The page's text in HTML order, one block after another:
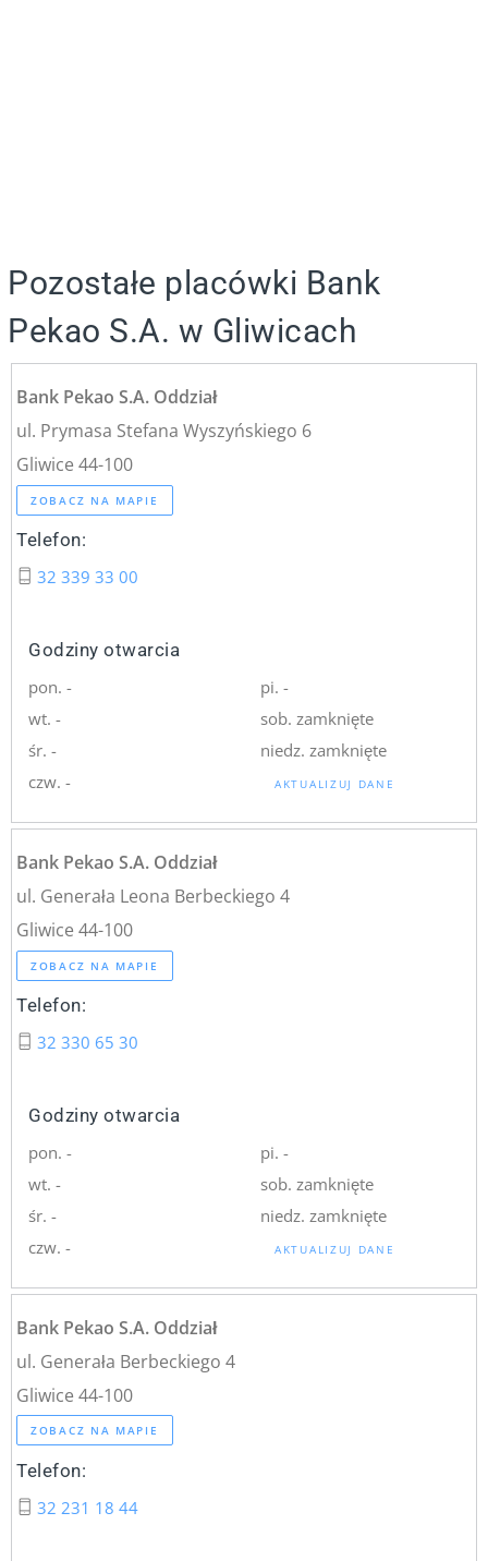
Pozostałe placówki Bank
Pekao S.A. w Gliwicach
Bank Pekao S.A. Oddział
ul. Prymasa Stefana Wyszyńskiego 6
Gliwice 44-100
ZOBACZ NA MAPIE
Telefon:
32 339 33 00
Godziny otwarcia
pon. -
wt. -
śr. -
czw. -
pi. -
sob. zamknięte
niedz. zamknięte
AKTUALIZUJ DANE
Bank Pekao S.A. Oddział
ul. Generała Leona Berbeckiego 4
Gliwice 44-100
ZOBACZ NA MAPIE
Telefon:
32 330 65 30
Godziny otwarcia
pon. -
wt. -
śr. -
czw. -
pi. -
sob. zamknięte
niedz. zamknięte
AKTUALIZUJ DANE
Bank Pekao S.A. Oddział
ul. Generała Berbeckiego 4
Gliwice 44-100
ZOBACZ NA MAPIE
Telefon:
32 231 18 44